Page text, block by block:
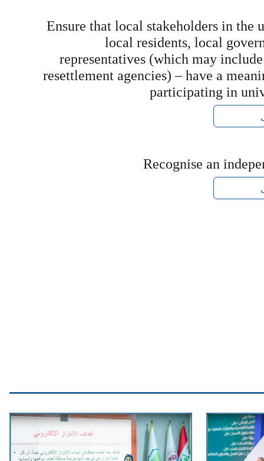
Ensure that local stakeholders in the
local residents, local
representatives (which may
resettlement agencies) – have a
participating in